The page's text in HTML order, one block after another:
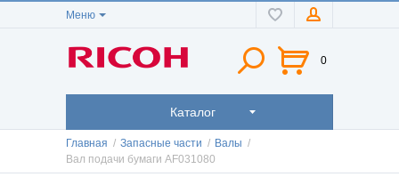
Меню
0
Каталог
Главная / Запасные части / Валы /
Вал подачи бумаги AF031080